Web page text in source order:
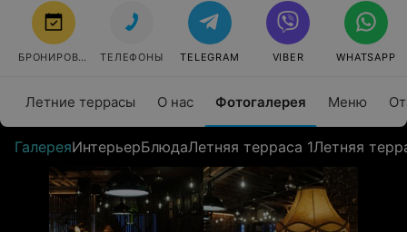
Летние террасы О нас Фотогалерея Меню
БРОНИРОВАТЬ ТЕЛЕФОНЫ TELEGRAM VIBER WHATSAPP
ГалереяИнтерьерБлюдаЛетняя терраса 1Летняя